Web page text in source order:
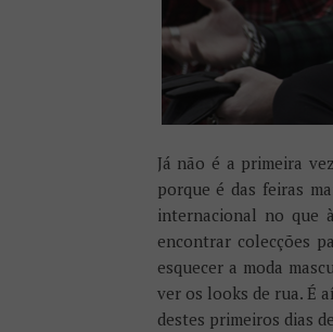
Já não é a primeira
porque é das feiras
internacional no que
encontrar colecções
esquecer a moda
ver os looks de rua. É
destes primeiros dias